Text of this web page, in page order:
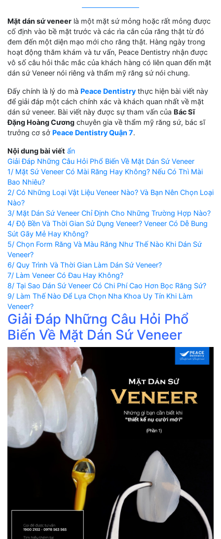
Mặt dán sứ veneer là một mặt sứ mỏng hoặc rất mỏng được
cố định vào bề mặt trước và các rìa cắn của răng thật từ đó
đem đến một diện mạo mới cho răng thật. Hàng ngày trong
hoạt động thăm khám và tư vấn, Peace Dentistry nhận được
vô số câu hỏi thắc mắc của khách hàng có liên quan đến mặt
dán sứ Veneer nói riêng và thẩm mỹ răng sứ nói chung.
Đấy chính là lý do mà Peace Dentistry thực hiện bài viết này
để giải đáp một cách chính xác và khách quan nhất về mặt
dán sứ veneer. Bài viết này được sự tham vấn của Bác Sĩ
Đặng Hoàng Cương chuyên gia về thẩm mỹ răng sứ, bác sĩ
trưởng cơ sở Peace Dentistry Quận 7.
Nội dung bài viết ẩn
Giải Đáp Những Câu Hỏi Phổ Biến Về Mặt Dán Sứ Veneer
1/ Mặt Sứ Veneer Có Mài Răng Hay Không? Nếu Có Thì Mài
Bao Nhiêu?
2/ Có Những Loại Vật Liệu Veneer Nào? Và Bạn Nên Chọn Loại
Nào?
3/ Mặt Dán Sứ Veneer Chỉ Định Cho Những Trường Hợp Nào?
4/ Độ Bền Và Thời Gian Sử Dụng Veneer? Veneer Có Dễ Bung
Sút Gãy Mẻ Hay Không?
5/ Chọn Form Răng Và Màu Răng Như Thế Nào Khi Dán Sứ
Veneer?
6/ Quy Trình Và Thời Gian Làm Dán Sứ Veneer?
7/ Làm Veneer Có Đau Hay Không?
8/ Tại Sao Dán Sứ Veneer Có Chi Phí Cao Hơn Bọc Răng Sứ?
9/ Làm Thế Nào Để Lựa Chọn Nha Khoa Uy Tín Khi Làm
Veneer?
Giải Đáp Những Câu Hỏi Phổ
Biến Về Mặt Dán Sứ Veneer